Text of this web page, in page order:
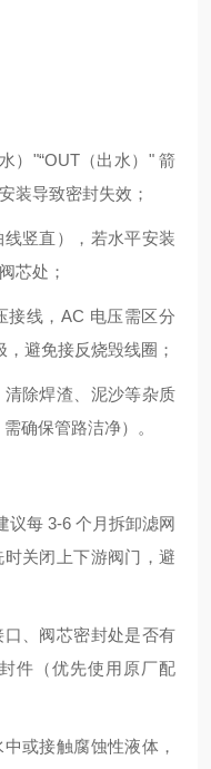
）"“OUT（出水）" 箭
装导致密封失效；
线竖直），若水平安装
芯处；
接线，AC 电压需区分
避免接反烧毁线圈；
清除焊渣、泥沙等杂质
确保管路洁净）。
议每 3-6 个月拆卸滤网
关闭上下游阀门，避
口、阀芯密封处是否有
件（优先使用原厂配
或接触腐蚀性液体，